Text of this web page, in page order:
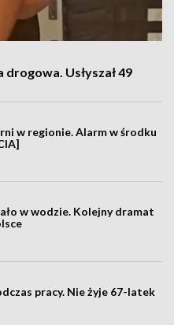
Usłyszał 49
w regionie. Alarm w środku
w wodzie. Kolejny dramat
pracy. Nie żyje 67-latek